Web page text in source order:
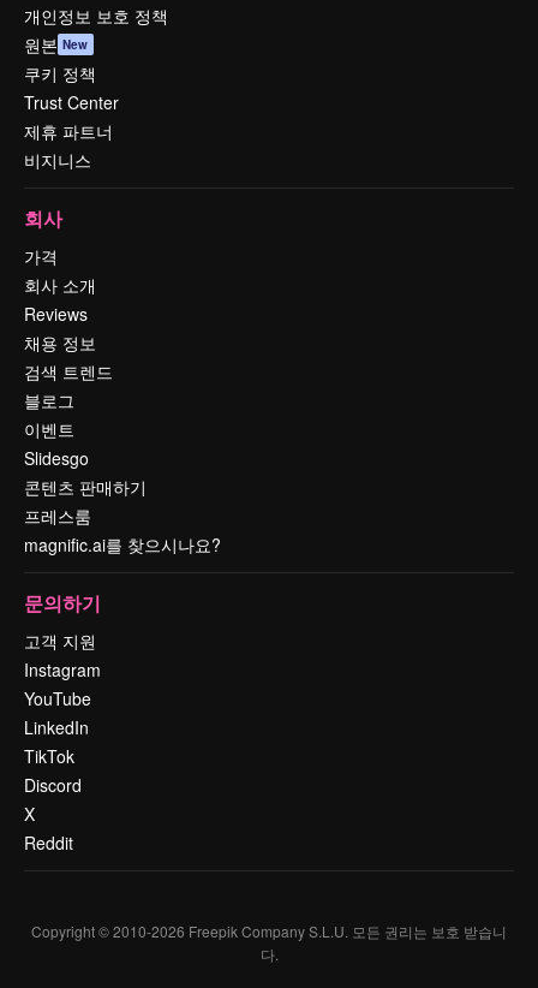
개인정보 보호 정책
원본 New
쿠키 정책
Trust Center
제휴 파트너
비지니스
회사
가격
회사 소개
Reviews
채용 정보
검색 트렌드
블로그
이벤트
Slidesgo
콘텐츠 판매하기
프레스룸
magnific.ai를 찾으시나요?
문의하기
고객 지원
Instagram
YouTube
LinkedIn
TikTok
Discord
X
Reddit
Copyright © 2010-2026 Freepik Company S.L.U. 모든 권리는 보호 받습니
다.